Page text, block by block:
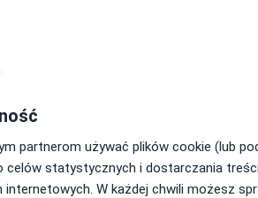
partnerom używać plików cookie (lub
celów statystycznych i dostarczania
W każdej chwili możesz